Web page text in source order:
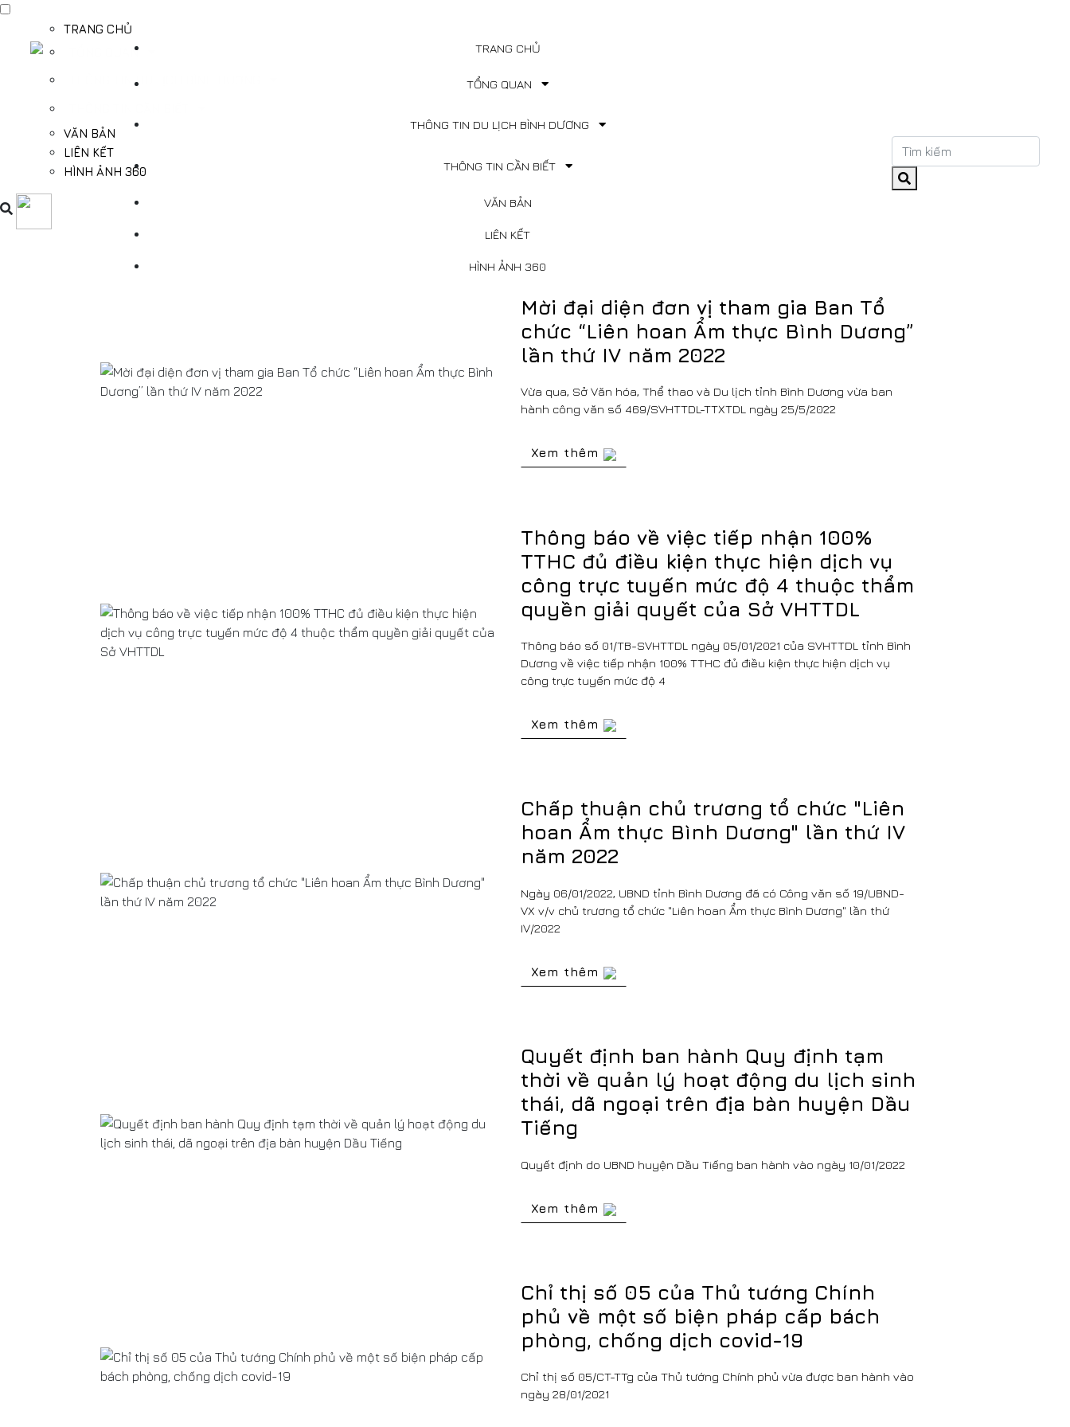
TRANG CHỦ
TỔNG QUAN
THÔNG TIN DU LỊCH BÌNH DƯƠNG
VĂN BẢN
LIÊN KẾT
HÌNH ẢNH 360
TRANG CHỦ
TỔNG QUAN
THÔNG TIN DU LỊCH BÌNH DƯƠNG
THÔNG TIN CẦN BIẾT
VĂN BẢN
LIÊN KẾT
HÌNH ẢNH 360
Mời đại diện đơn vị tham gia Ban Tổ
chức “Liên hoan Ẩm thực Bình Dương”
lần thứ IV năm 2022
Vừa qua, Sở Văn hóa, Thể thao và Du lịch tỉnh Bình Dương vừa ban
hành công văn số 469/SVHTTDL-TTXTDL ngày 25/5/2022
Xem thêm
Thông báo về việc tiếp nhận 100%
TTHC đủ điều kiện thực hiện dịch vụ
công trực tuyến mức độ 4 thuộc thẩm
quyền giải quyết của Sở VHTTDL
Thông báo số 01/TB-SVHTTDL ngày 05/01/2021 của SVHTTDL tỉnh Bình
Dương về việc tiếp nhận 100% TTHC đủ điều kiện thực hiện dịch vụ
công trực tuyến mức độ 4
Xem thêm
Chấp thuận chủ trương tổ chức "Liên
hoan Ẩm thực Bình Dương" lần thứ IV
năm 2022
Ngày 06/01/2022, UBND tỉnh Bình Dương đã có Công văn số 19/UBND-
VX v/v chủ trương tổ chức "Liên hoan Ẩm thực Bình Dương" lần thứ
IV/2022
Xem thêm
Quyết định ban hành Quy định tạm
thời về quản lý hoạt động du lịch sinh
thái, dã ngoại trên địa bàn huyện Dầu
Tiếng
Quyết định do UBND huyện Dầu Tiếng ban hành vào ngày 10/01/2022
Xem thêm
Chỉ thị số 05 của Thủ tướng Chính
phủ về một số biện pháp cấp bách
phòng, chống dịch covid-19
Chỉ thị số 05/CT-TTg của Thủ tướng Chính phủ vừa được ban hành vào
ngày 28/01/2021